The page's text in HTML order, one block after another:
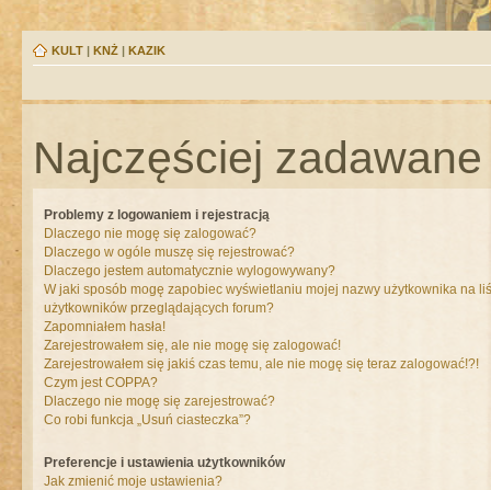
KULT | KNŻ | KAZIK
Najczęściej
Problemy z logowaniem i rejestracją
Dlaczego nie mogę się zalogować?
Dlaczego w ogóle muszę się rejestrować?
Dlaczego jestem automatycznie wylogowywany?
W jaki sposób mogę zapobiec wyświetlaniu mojej nazwy użytkownika na
użytkowników przeglądających forum?
Zapomniałem hasła!
Zarejestrowałem się, ale nie mogę się zalogować!
Zarejestrowałem się jakiś czas temu, ale nie mogę się teraz zalogować!?!
Czym jest COPPA?
Dlaczego nie mogę się zarejestrować?
Co robi funkcja „Usuń ciasteczka”?
Preferencje i ustawienia użytkowników
Jak zmienić moje ustawienia?